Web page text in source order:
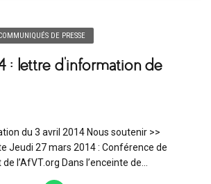
DE PRESSE
: lettre d’information de
du 3 avril 2014 Nous soutenir >>
Jeudi 27 mars 2014 : Conférence de
de l’AfVT.org Dans l’enceinte de...